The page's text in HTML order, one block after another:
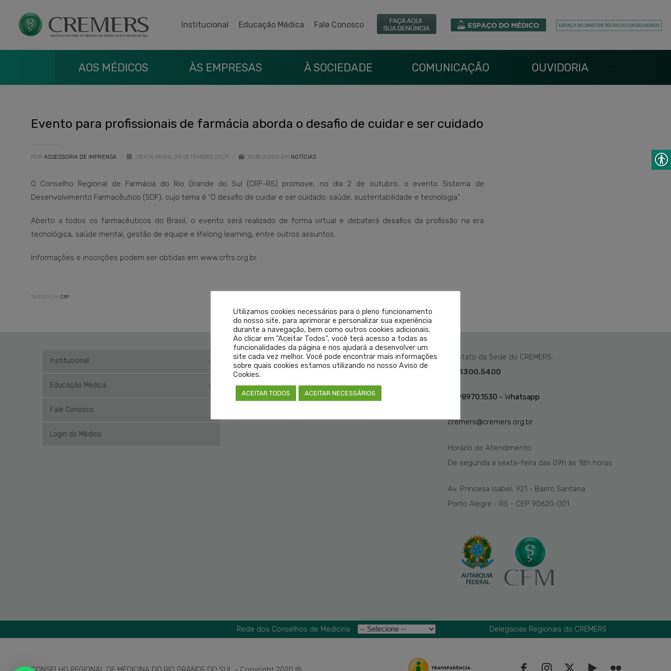
Institucional Educação Médica Fale Conosco
AOS MÉDICOS ÀS EMPRESAS À SOCIEDADE COMUNICAÇÃO OUVIDORIA
Evento para profissionais de farmácia aborda o desafio de cuidar e ser cuidado
POR ASSESSORIA DE IMPRENSA / SEXTA-FEIRA, 24 SETEMBRO 2021 / PUBLICADO EM NOTÍCIAS
O Conselho Regional de Farmácia do Rio Grande do Sul (CRF-RS) promove, no dia 2 de outubro, o evento Sistema de
Desenvolvimento Farmacêutico (SDF), cujo tema é “O desafio de cuidar e ser cuidado: saúde, sustentabilidade e tecnologia”.
Aberto a todos os farmacêuticos do Brasil, o evento será realizado de forma virtual e debaterá desafios da profissão na era
tecnológica, saúde mental, gestão de equipe e lifelong learning, entre outros assuntos.
Informações e inscrições podem ser obtidas em www.crfrs.org.br.
TAGGED EM: CRF
Institucional
Educação Médica
Fale Conosco
Login do Médico
Contato da Sede do CREMERS:
51 3300.5400
51 98970.1530 - Whatsapp
cremers@cremers.org.br
Horário de Atendimento:
De segunda a sexta-feira das 09h às 18h horas
Av. Princesa Isabel, 921 - Bairro Santana
Porto Alegre - RS - CEP 90620-001
Rede dos Conselhos de Medicina Delegacias Regionais do CREMERS
Utilizamos cookies necessários para o pleno funcionamento
do nosso site, para aprimorar e personalizar sua experiência
durante a navegação, bem como outros cookies adicionais.
Ao clicar em "Aceitar Todos", você terá acesso a todas as
funcionalidades da página e nos ajudará a desenvolver um
site cada vez melhor. Você pode encontrar mais informações
sobre quais cookies estamos utilizando no nosso Aviso de
Cookies.
ACEITAR TODOS ACEITAR NECESSÁRIOS